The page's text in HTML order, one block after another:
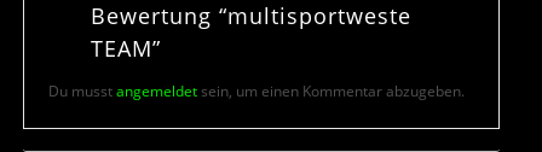
Bewertung “multisportweste
TEAM”
Du musstangemeldetsein, um einen Kommentar abzugeben.